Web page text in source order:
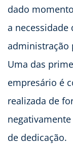
dado
a
administração
Uma das
empresário é
realizada de
de dedicação.